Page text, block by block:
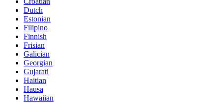
Dutch
Estonian
Filipino
Finnish
Frisian
Galician
Georgian
Gujarati
Haitian
Hausa
Hawaiian